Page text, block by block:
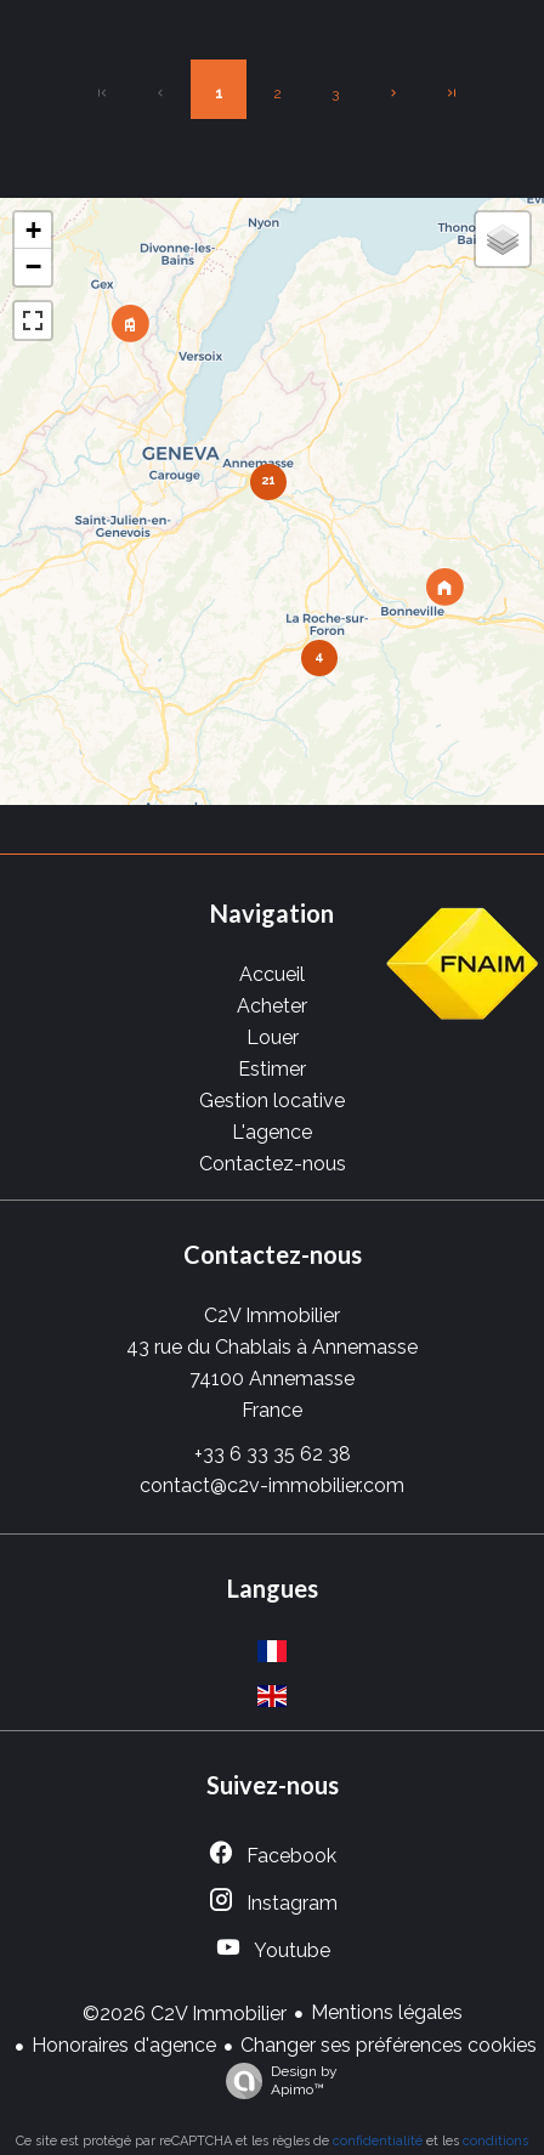
1 2 3
4
21
+
−
Navigation
Accueil
Acheter
Louer
Estimer
Gestion locative
L'agence
Contactez-nous
Contactez-nous
C2V Immobilier
43 rue du Chablais à Annemasse
74100 Annemasse
France
+33 6 33 35 62 38
contact@c2v-immobilier.com
Langues
Suivez-nous
Facebook
Instagram
Youtube
©2026 C2V Immobilier
Mentions légales
Honoraires d'agence
Changer ses préférences cookies
Design by
Apimo™
Ce site est protégé par reCAPTCHA et les règles de confidentialité et les conditions